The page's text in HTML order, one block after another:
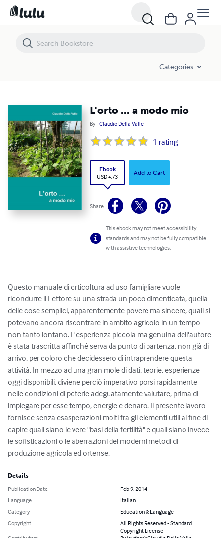
Categories
L'orto ... a modo mio
By Claudio Della Valle
1 rating
Ebook
USD 4.73
Add to Cart
Share
This ebook may not meet accessibility
standards and may not be fully compatible
with assistive technologies.
Questo manuale di orticoltura ad uso famigliare vuole
ricondurre il Lettore su una strada un poco dimenticata, quella
delle cose semplici, apparentemente povere ma sincere, quali si
potevano ancora riscontrare in ambito agricolo in un tempo
non tanto lontano. L'esperienza piccola ma genuina dell'autore
è stata trascritta affinché serva da punto di partenza, non già di
arrivo, per coloro che decidessero di intraprendere questa
attività. In mezzo ad una gran mole di dati, teorie, esperienze
oggi disponibili, diviene perciò imperativo porsi rapidamente
nelle condizioni di poterle adeguatamente valutare, prima di
impiegare per esse tempo, energie e denaro. Il presente lavoro
fornisce senza esasperazioni molti fra gli elementi utili al fine di
capire quali siano le vere "basi della fertilità" e quali siano invece
le sofisticazioni o le aberrazioni dei moderni metodi di
produzione agricola ed ortense.
Details
Publication Date
Feb 9, 2014
Language
Italian
Category
Education & Language
Copyright
All Rights Reserved - Standard
Copyright License
L'orto ... a modo mio